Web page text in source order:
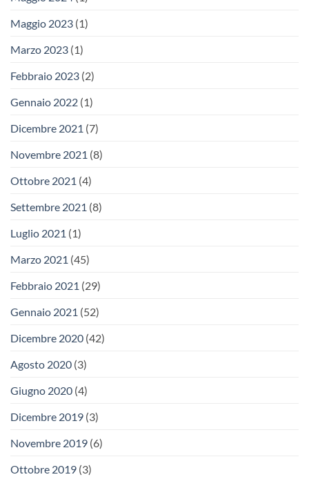
Maggio 2023 (1)
Marzo 2023 (1)
Febbraio 2023 (2)
Gennaio 2022 (1)
Dicembre 2021 (7)
Novembre 2021 (8)
Ottobre 2021 (4)
Settembre 2021 (8)
Luglio 2021 (1)
Marzo 2021 (45)
Febbraio 2021 (29)
Gennaio 2021 (52)
Dicembre 2020 (42)
Agosto 2020 (3)
Giugno 2020 (4)
Dicembre 2019 (3)
Novembre 2019 (6)
Ottobre 2019 (3)